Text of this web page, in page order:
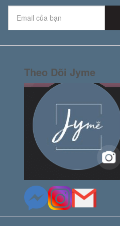
Theo Dõi Jyme